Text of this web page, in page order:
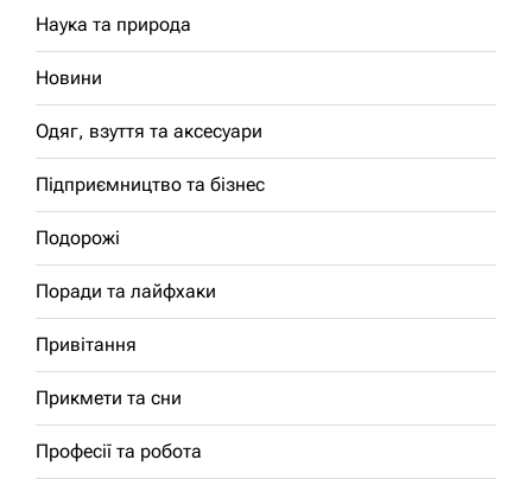
Наука та природа
Новини
Одяг, взуття та аксесуари
Підприємництво та бізнес
Подорожі
Поради та лайфхаки
Привітання
Прикмети та сни
Професії та робота